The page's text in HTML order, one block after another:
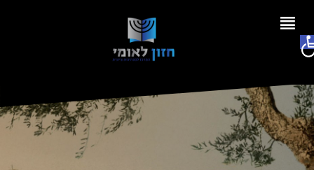
פתח סרגל נגישות
content